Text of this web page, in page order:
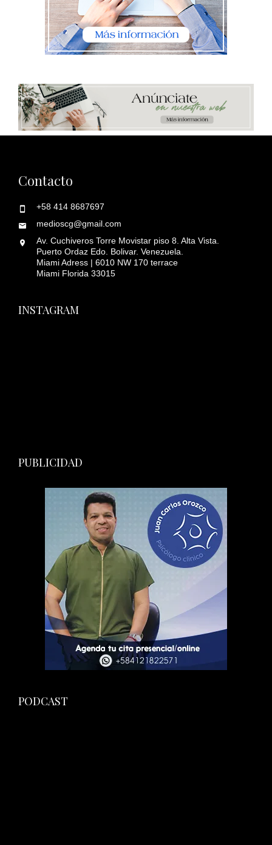
Contacto
+58 414 8687697
medioscg@gmail.com
Av. Cuchiveros Torre Movistar piso 8. Alta Vista.
Puerto Ordaz Edo. Bolivar. Venezuela.
Miami Adress | 6010 NW 170 terrace
Miami Florida 33015
INSTAGRAM
PUBLICIDAD
PODCAST